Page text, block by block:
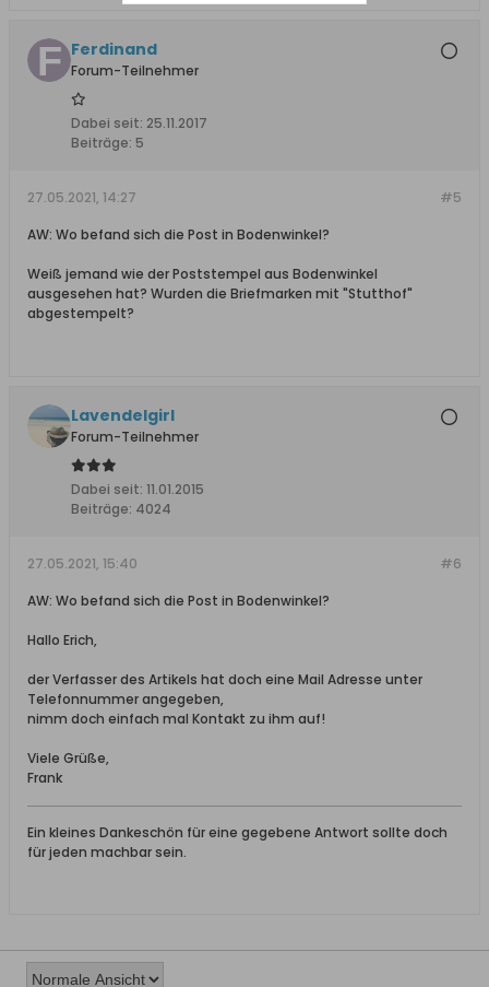
Ferdinand
Forum-Teilnehmer
Dabei seit: 25.11.2017
Beiträge: 5
#5
27.05.2021, 14:27
AW: Wo befand sich die Post in Bodenwinkel?
Weiß jemand wie der Poststempel aus Bodenwinkel
ausgesehen hat? Wurden die Briefmarken mit "Stutthof"
abgestempelt?
Lavendelgirl
Forum-Teilnehmer
Dabei seit: 11.01.2015
Beiträge: 4024
#6
27.05.2021, 15:40
AW: Wo befand sich die Post in Bodenwinkel?
Hallo Erich,
der Verfasser des Artikels hat doch eine Mail Adresse unter
Telefonnummer angegeben,
nimm doch einfach mal Kontakt zu ihm auf!
Viele Grüße,
Frank
Ein kleines Dankeschön für eine gegebene Antwort sollte doch
für jeden machbar sein.